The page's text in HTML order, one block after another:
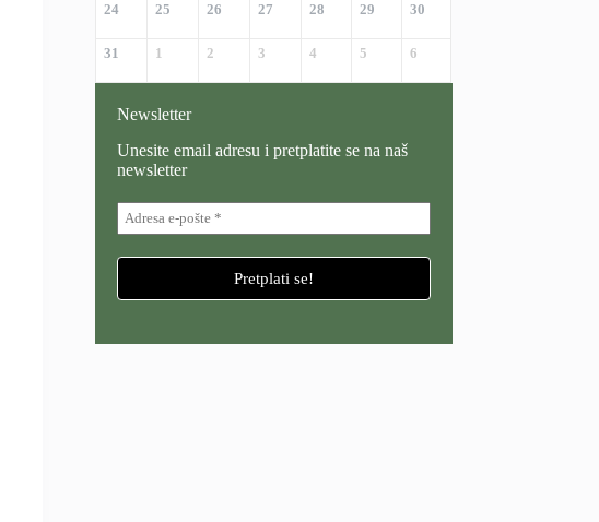
24 25 26 27 28 29 30
31 1 2 3 4 5 6
Newsletter
Unesite email adresu i pretplatite se na naš
newsletter